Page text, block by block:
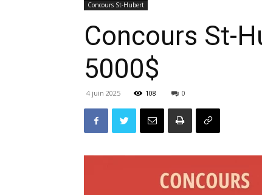
Concours St-Hubert
Concours St-
5000$
4 juin 2025 108 0